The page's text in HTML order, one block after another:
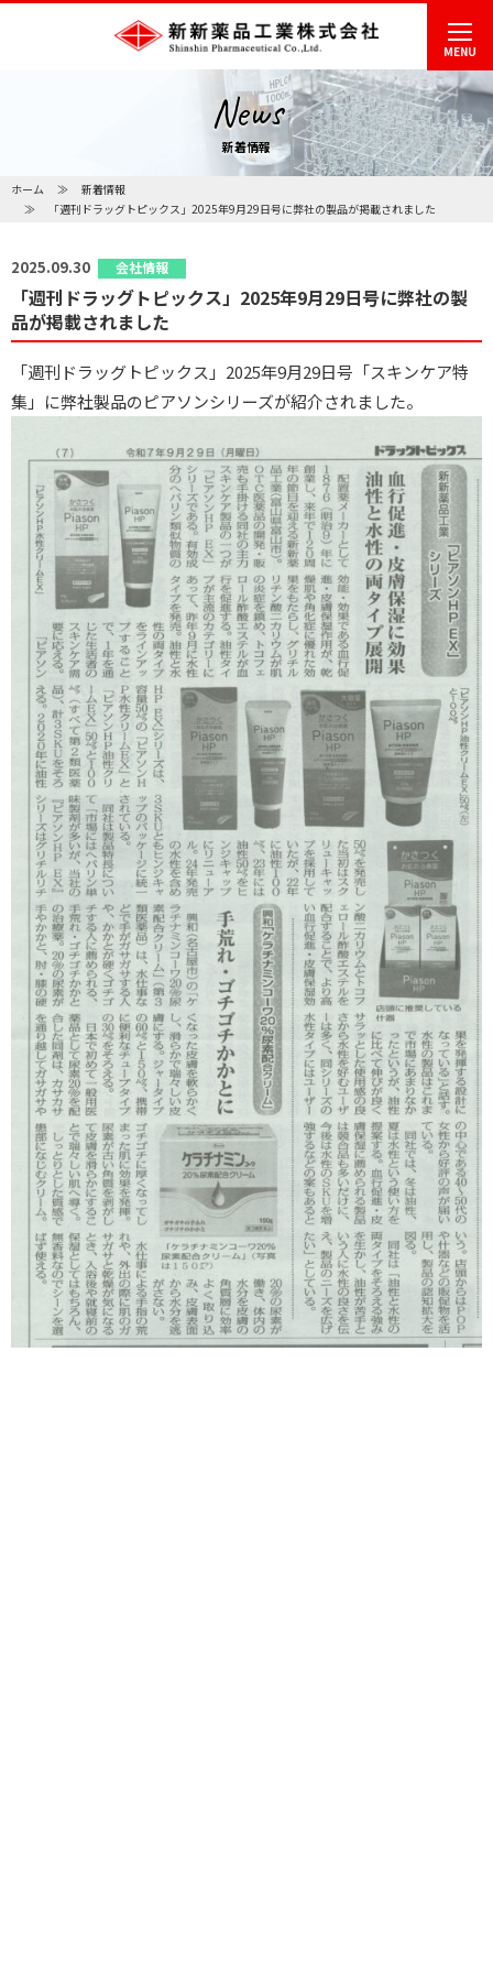
MENU
News
新着情報
ホーム
新着情報
「週刊ドラッグトピックス」2025年9月29日号に弊社の製品が掲載されました
2025.09.30 会社情報
「週刊ドラッグトピックス」2025年9月29日号に弊社の製
品が掲載されました
「週刊ドラッグトピックス」2025年9月29日号「スキンケア特
集」に弊社製品のピアソンシリーズが紹介されました。